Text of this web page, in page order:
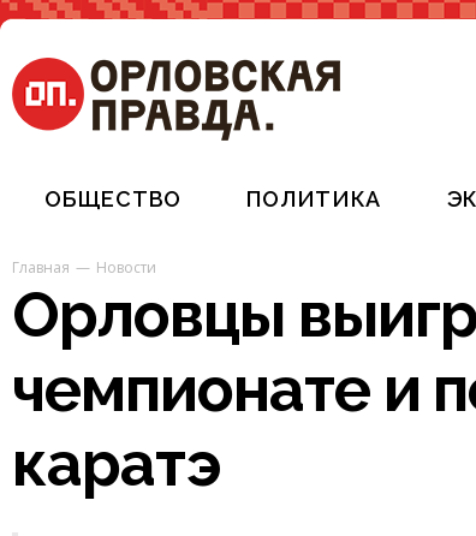
ОБЩЕСТВО ПОЛИТИКА
Главная Новости
Орловцы
чемпионате и
каратэ